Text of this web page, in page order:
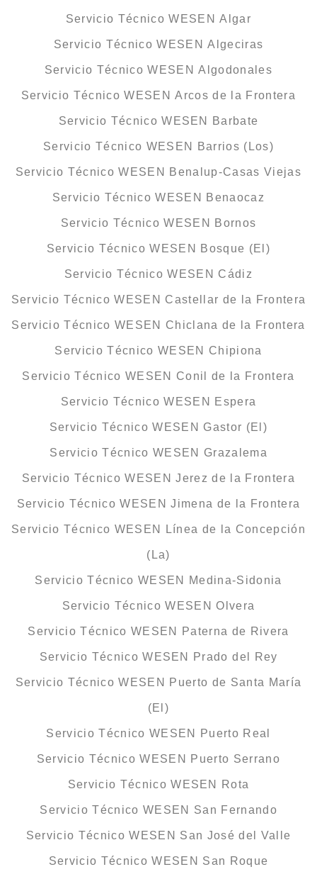
Servicio Técnico WESEN Algar
Servicio Técnico WESEN Algeciras
Servicio Técnico WESEN Algodonales
Servicio Técnico WESEN Arcos de la Frontera
Servicio Técnico WESEN Barbate
Servicio Técnico WESEN Barrios (Los)
Servicio Técnico WESEN Benalup-Casas Viejas
Servicio Técnico WESEN Benaocaz
Servicio Técnico WESEN Bornos
Servicio Técnico WESEN Bosque (El)
Servicio Técnico WESEN Cádiz
Servicio Técnico WESEN Castellar de la Frontera
Servicio Técnico WESEN Chiclana de la Frontera
Servicio Técnico WESEN Chipiona
Servicio Técnico WESEN Conil de la Frontera
Servicio Técnico WESEN Espera
Servicio Técnico WESEN Gastor (El)
Servicio Técnico WESEN Grazalema
Servicio Técnico WESEN Jerez de la Frontera
Servicio Técnico WESEN Jimena de la Frontera
Servicio Técnico WESEN Línea de la Concepción
(La)
Servicio Técnico WESEN Medina-Sidonia
Servicio Técnico WESEN Olvera
Servicio Técnico WESEN Paterna de Rivera
Servicio Técnico WESEN Prado del Rey
Servicio Técnico WESEN Puerto de Santa María
(El)
Servicio Técnico WESEN Puerto Real
Servicio Técnico WESEN Puerto Serrano
Servicio Técnico WESEN Rota
Servicio Técnico WESEN San Fernando
Servicio Técnico WESEN San José del Valle
Servicio Técnico WESEN San Roque